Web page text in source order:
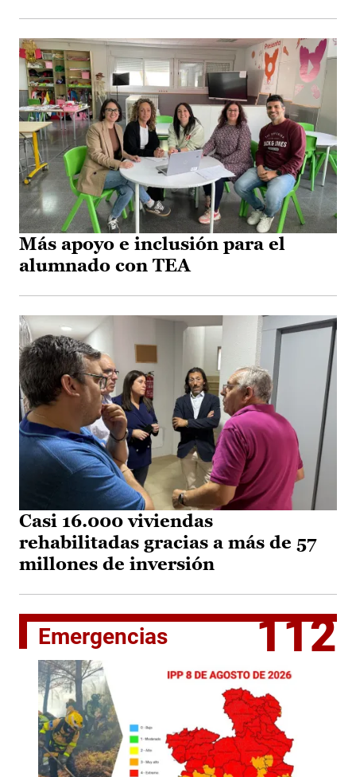
Más apoyo e inclusión para el
alumnado con TEA
Casi 16.000 viviendas
rehabilitadas gracias a más de 57
millones de inversión
Emergencias 112